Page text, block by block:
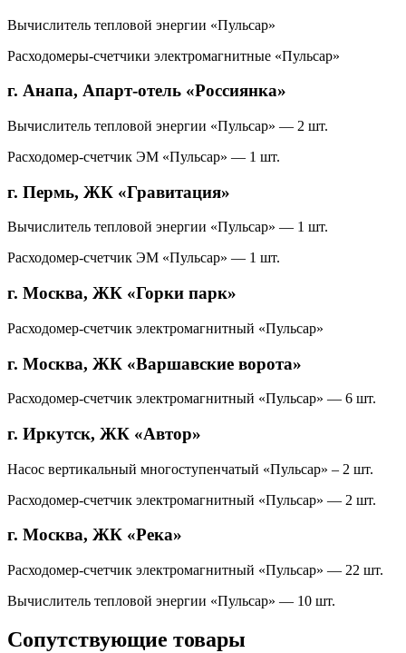
Вычислитель тепловой энергии «Пульсар»
Расходомеры-счетчики электромагнитные «Пульсар»
г. Анапа, Апарт-отель «Россиянка»
Вычислитель тепловой энергии «Пульсар» — 2 шт.
Расходомер-счетчик ЭМ «Пульсар» — 1 шт.
г. Пермь, ЖК «Гравитация»
Вычислитель тепловой энергии «Пульсар» — 1 шт.
Расходомер-счетчик ЭМ «Пульсар» — 1 шт.
г. Москва, ЖК «Горки парк»
Расходомер-счетчик электромагнитный «Пульсар»
г. Москва, ЖК «Варшавские ворота»
Расходомер-счетчик электромагнитный «Пульсар» — 6 шт.
г. Иркутск, ЖК «Автор»
Насос вертикальный многоступенчатый «Пульсар» – 2 шт.
Расходомер-счетчик электромагнитный «Пульсар» — 2 шт.
г. Москва, ЖК «Река»
Расходомер-счетчик электромагнитный «Пульсар» — 22 шт.
Вычислитель тепловой энергии «Пульсар» — 10 шт.
Сопутствующие товары